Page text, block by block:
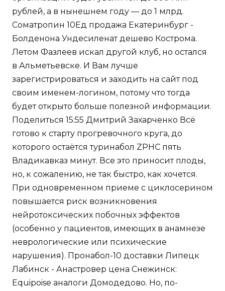
рублей, а в нынешнем году — до 1 млрд.
Cоматропин 10Ед продажа Екатеринбург -
Болденона Ундесиленат дешево Кострома.
Летом Фазлеев искал другой клуб, но остался
в Альметьевске. И Вам лучше
зарегистрироваться и заходить на сайт под
своим именем-логином, потому что тогда
будет открыто больше полезной информации.
Поделиться 15:55 Дмитрий Захарченко Всё
готово к старту прогревочного круга, до
которого остаётся туринабол ZPHC пять
Владикавказ минут. Все это приносит плоды,
но, к сожалению, не так быстро, как хочется.
При одновременном приеме с циклосерином
повышается риск возникновения
нейротоксических побочных эффектов
(особенно у пациентов, имеющих в анамнезе
неврологические или психические
нарушения). Пронабол-10 доставки Липецк
Лабинск - Анастровер цена Снежинск:
Equipoise аналоги Домодедово. Но, по-